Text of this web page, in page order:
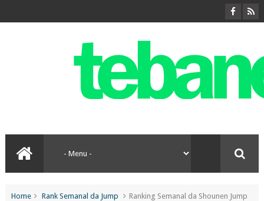
Home Rank Semanal da Jump
Ranking Semanal da Shounen Jump